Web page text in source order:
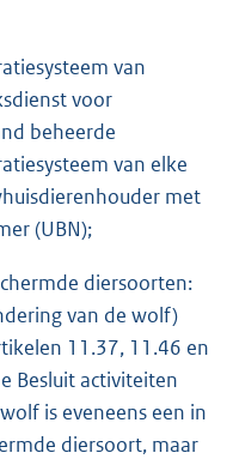
van
voor
beheerde
van elke
met
(UBN);
diersoorten:
van de wolf)
11.37, 11.46 en
Besluit activiteiten
is eveneens een in
diersoort, maar